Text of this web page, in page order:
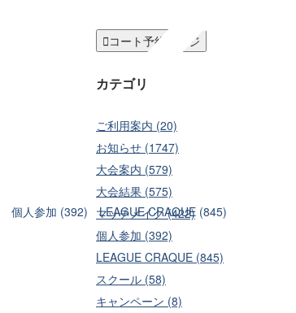
個人参加 (392)
LEAGUE CRAQUE (845)
コート予約ページ
カテゴリ
ご利用案内 (20)
お知らせ (1747)
大会案内 (579)
大会結果 (575)
マッチメイク (422)
個人参加 (392)
LEAGUE CRAQUE (845)
スクール (58)
キャンペーン (8)